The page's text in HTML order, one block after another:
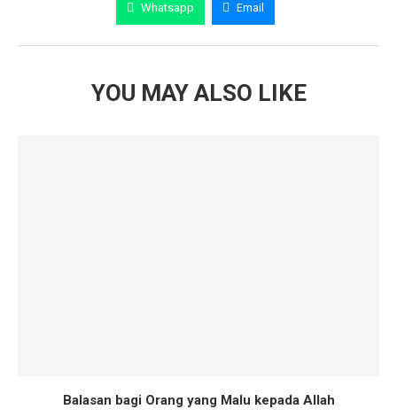
Whatsapp Email
YOU MAY ALSO LIKE
Balasan bagi Orang yang Malu kepada Allah